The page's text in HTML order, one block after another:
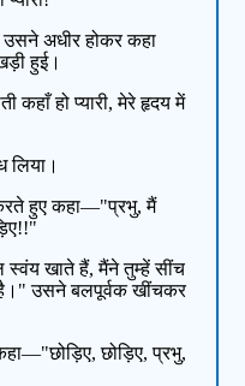
अधीर होकर कहा
हुई।
कहाँ हो प्यारी, मेरे हृदय में
हुए कहा—"प्रभु, मैं
स्वंय खाते हैं, मैंने तुम्हें सींच
उसने बलपूर्वक खींचकर
छोड़िए, प्रभु,